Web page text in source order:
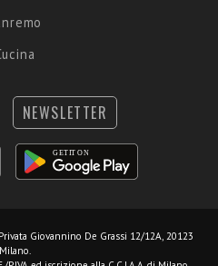
NEWSLETTER
Giovannino De Grassi 12/12A, 20123
Milano.